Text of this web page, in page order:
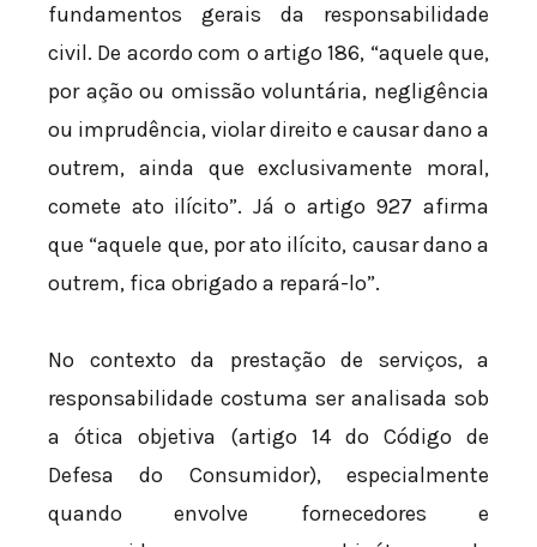
fundamentos gerais da responsabilidade
civil. De acordo com o artigo 186, “aquele que,
por ação ou omissão voluntária, negligência
ou imprudência, violar direito e causar dano a
outrem, ainda que exclusivamente moral,
comete ato ilícito”. Já o artigo 927 afirma
que “aquele que, por ato ilícito, causar dano a
outrem, fica obrigado a repará-lo”.
No contexto da prestação de serviços, a
responsabilidade costuma ser analisada sob
a ótica objetiva (artigo 14 do Código de
Defesa do Consumidor), especialmente
quando envolve fornecedores e